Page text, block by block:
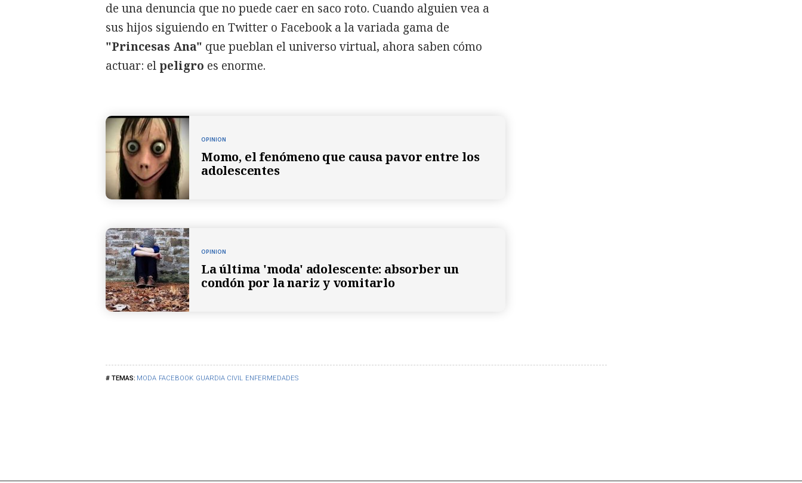
MODA FACEBOOK GUARDIA CIVIL ENFERMEDADES
de una denuncia que no puede caer en saco roto. Cuando alguien vea a
sus hijos siguiendo en Twitter o Facebook a la variada gama de
"Princesas Ana" que pueblan el universo virtual, ahora saben cómo
actuar: el peligro es enorme.
OPINION
Momo, el fenómeno que causa pavor entre los
adolescentes
OPINION
La última 'moda' adolescente: absorber un
condón por la nariz y vomitarlo